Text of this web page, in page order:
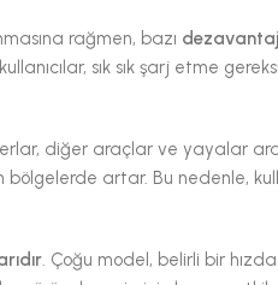
rağmen, bazı
sık sık şarj etme
diğer araçlar ve yayalar
artar. Bu nedenle,
. Çoğu model, belirli bir hızda